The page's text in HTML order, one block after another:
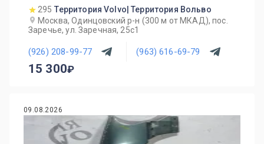
295 Территория Volvo| Территория Вольво
Москва, Одинцовский р-н (300 м от МКАД), пос.
Заречье, ул. Заречная, 25с1
(926) 208-99-77 (963) 616-69-79
15 300
09.08.2026